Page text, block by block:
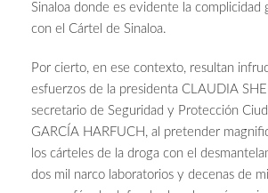
Sinaloa donde es evidente la complicidad
con el Cártel de Sinaloa.
Por cierto, en ese contexto, resultan
esfuerzos de la presidenta CLAUDIA
secretario de Seguridad y Protección
GARCÍA HARFUCH, al pretender
los cárteles de la droga con el
dos mil narco laboratorios y decenas de